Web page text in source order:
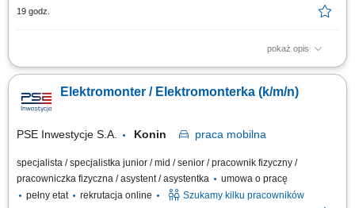
19 godz.
pokaż opis
montaż i podłączanie instalacji elektrycznych w obszarze automatyki i
i linii produkcyjnych; modyfikacja istniejących instalacji i maszyn;
wykonywanie pomiarów elektrycznych; montaż i okablowanie szaf
Elektromonter / Elektromonterka (k/m/n)
PSE Inwestycje S.A. Konin praca mobilna
specjalista / specjalistka junior / mid / senior / pracownik fizyczny /
pracowniczka fizyczna / asystent / asystentka
umowa o pracę
pełny etat
rekrutacja online Szukamy kilku pracowników